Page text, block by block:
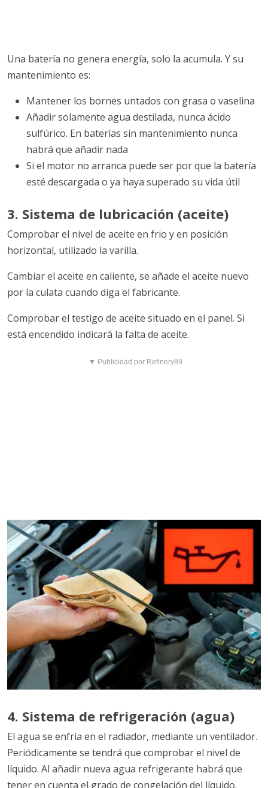
Una batería no genera energía, solo la acumula. Y su
mantenimiento es:
Mantener los bornes untados con grasa o vaselina
Añadir solamente agua destilada, nunca ácido
sulfúrico. En baterías sin mantenimiento nunca
habrá que añadir nada
Si el motor no arranca puede ser por que la batería
esté descargada o ya haya superado su vida útil
3. Sistema de lubricación (aceite)
Comprobar el nivel de aceite en frio y en posición
horizontal, utilizado la varilla.
Cambiar el aceite en caliente, se añade el aceite nuevo
por la culata cuando diga el fabricante.
Comprobar el testigo de aceite situado en el panel. Si
está encendido indicará la falta de aceite.
▼ Publicidad por Refinery89
4. Sistema de refrigeración (agua)
El agua se enfría en el radiador, mediante un ventilador.
Periódicamente se tendrá que comprobar el nivel de
líquido. Al añadir nueva agua refrigerante habrá que
tener en cuenta el grado de congelación del líquido.